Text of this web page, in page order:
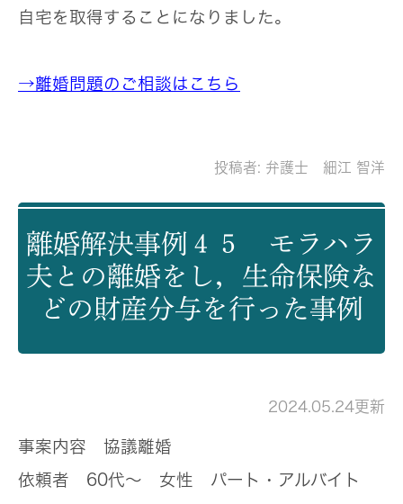
自宅を取得することになりました。
→離婚問題のご相談はこちら
投稿者: 弁護士 細江 智洋
離婚解決事例４５ モラハラ
夫との離婚をし，生命保険な
どの財産分与を行った事例
2024.05.24更新
事案内容 協議離婚
依頼者 60代～ 女性 パート・アルバイト